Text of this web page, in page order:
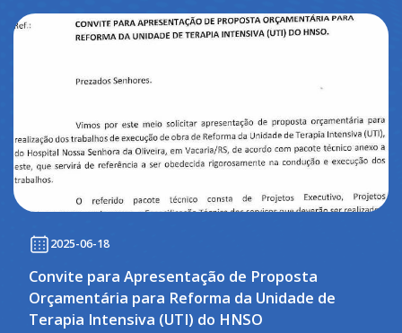
2025-06-18
Convite para Apresentação de Proposta
Orçamentária para Reforma da Unidade de
Terapia Intensiva (UTI) do HNSO